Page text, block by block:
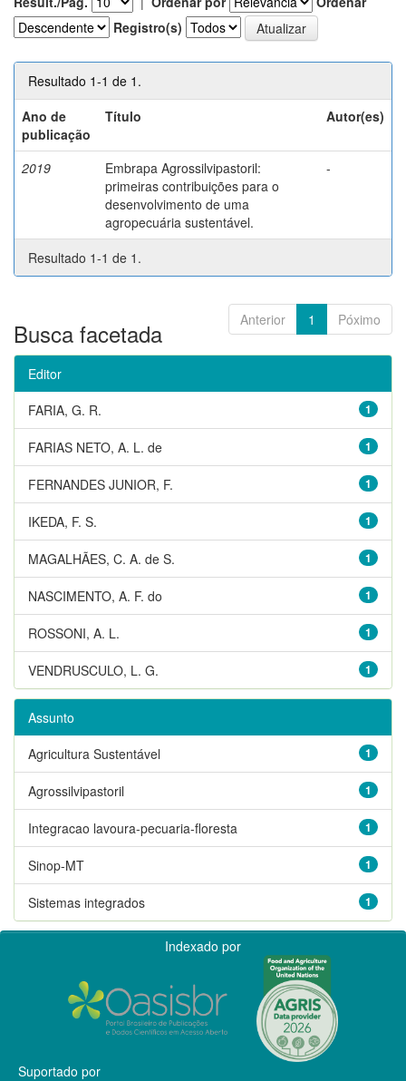
Registro(s)
Resultado 1-1 de 1.
Ano de
publicação
Título Autor(es)
2019
Embrapa Agrossilvipastoril:
primeiras contribuições para o
desenvolvimento de uma
agropecuária sustentável.
-
Resultado 1-1 de 1.
Anterior 1 Póximo
Busca facetada
Editor
1
FARIA, G. R.
1
FARIAS NETO, A. L. de
1
FERNANDES JUNIOR, F.
1
IKEDA, F. S.
1
MAGALHÃES, C. A. de S.
1
NASCIMENTO, A. F. do
1
ROSSONI, A. L.
1
VENDRUSCULO, L. G.
Assunto
1
Agricultura Sustentável
1
Agrossilvipastoril
1
Integracao lavoura-pecuaria-floresta
1
Sinop-MT
1
Sistemas integrados
Indexado por
Suportado por